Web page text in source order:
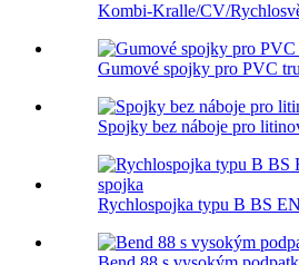
Kombi-Kralle/CV/
Gumové spojky pro PVC
Spojky bez náboje pro
Rychlospojka typu B BS